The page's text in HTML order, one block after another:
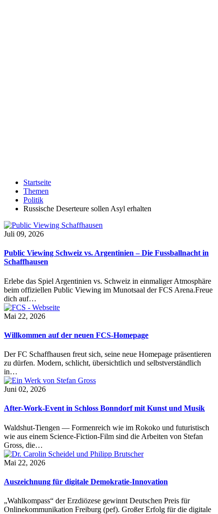
Startseite
Themen
Politik
Russische Deserteure sollen Asyl erhalten
Juli 09, 2026
Public Viewing Schweiz vs. Argentinien – Die Fussballnacht in
Schaffhausen
Erlebe das Spiel Argentinien vs. Schweiz in einmaliger Atmosphäre
beim offiziellen Public Viewing im Munotsaal der FCS Arena.Freue
dich auf…
Mai 22, 2026
Willkommen auf der neuen FCS-Homepage
Der FC Schaffhausen freut sich, seine neue Homepage präsentieren
zu dürfen. Modern, schlicht, übersichtlich und selbstverständlich
in…
Juni 02, 2026
After-Work-Event in Schloss Bonndorf mit Kunst und Musik
Waldshut-Tiengen — Formenreich wie im Rokoko und futuristisch
wie aus einem Science-Fiction-Film sind die Arbeiten von Stefan
Gross, die…
Mai 22, 2026
Auszeichnung für digitale Demokratie-Innovation
„Wahlkompass“ der Erzdiözese gewinnt Deutschen Preis für
Onlinekommunikation Freiburg (pef). Großer Erfolg für die digitale